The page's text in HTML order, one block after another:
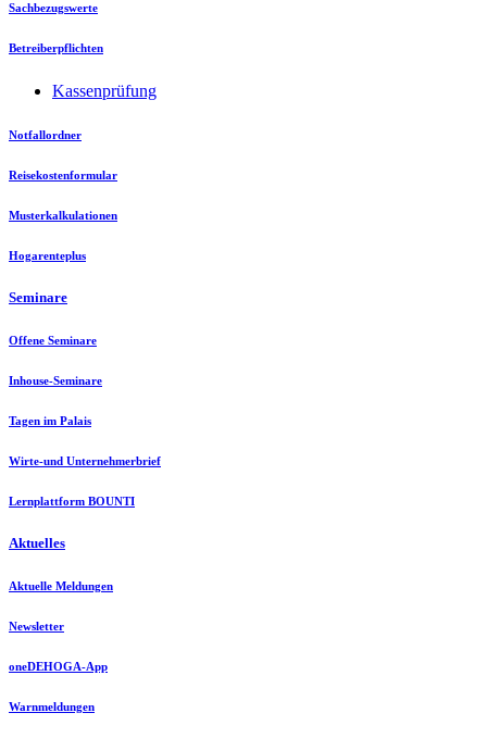
Sachbezugswerte
Betreiberpflichten
Kassenprüfung
Notfallordner
Reisekostenformular
Musterkalkulationen
Hogarenteplus
Seminare
Offene Seminare
Inhouse-Seminare
Tagen im Palais
Wirte-und Unternehmerbrief
Lernplattform BOUNTI
Aktuelles
Aktuelle Meldungen
Newsletter
oneDEHOGA-App
Warnmeldungen